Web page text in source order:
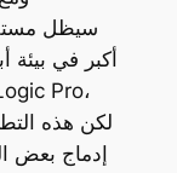
أكبر في بيئة
لكن هذه
إدماج بعض